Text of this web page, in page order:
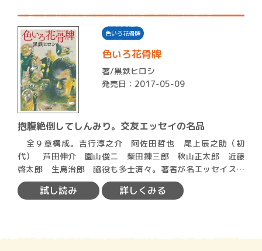
色いろ花骨牌
色いろ花骨牌
著/黒鉄ヒロシ
発売日：2017-05-09
抱腹絶倒してしんみり。交友エッセイの名品
全９章構成。吉行淳之介 阿佐田哲也 尾上辰之助（初
代） 芦田伸介 園山俊二 柴田錬三郎 秋山正太郎 近藤
啓太郎 生島治郎 脇役も多士済々。著者が名エッセイスト
である証拠…
試し読み 詳しくみる